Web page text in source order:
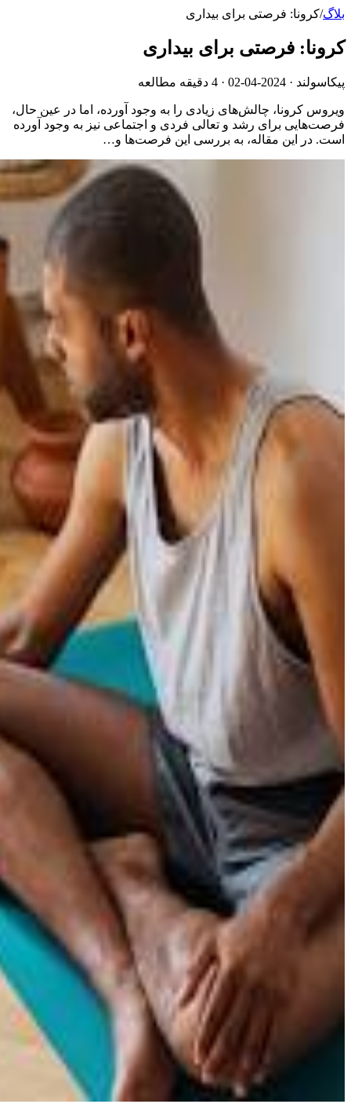
بلاگ/کرونا: فرصتی برای بیداری
کرونا: فرصتی برای بیداری
پیکاسولند · 2024-04-02 · 4 دقیقه مطالعه
ویروس کرونا، چالش‌های زیادی را به وجود آورده، اما در عین حال،
فرصت‌هایی برای رشد و تعالی فردی و اجتماعی نیز به وجود آورده
است. در این مقاله، به بررسی این فرصت‌ها و…